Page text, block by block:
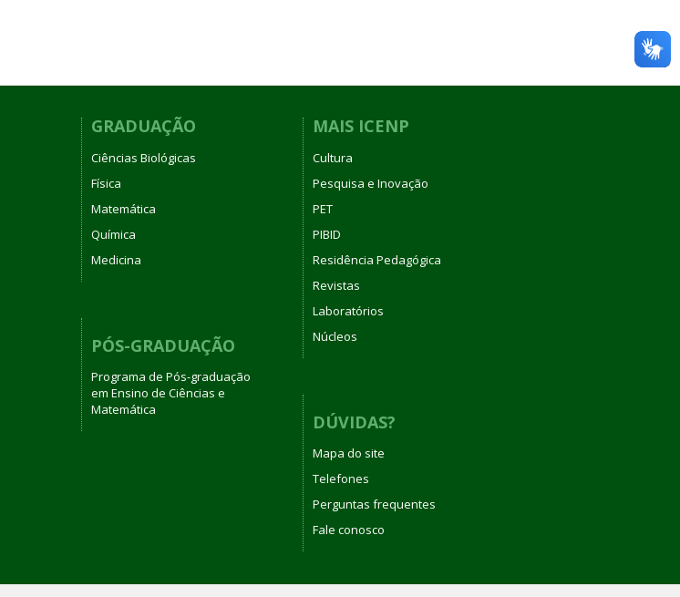
GRADUAÇÃO
Ciências Biológicas
Física
Matemática
Química
Medicina
PÓS-GRADUAÇÃO
Programa de Pós-graduação
em Ensino de Ciências e
Matemática
MAIS ICENP
Cultura
Pesquisa e Inovação
PET
PIBID
Residência Pedagógica
Revistas
Laboratórios
Núcleos
DÚVIDAS?
Mapa do site
Telefones
Perguntas frequentes
Fale conosco